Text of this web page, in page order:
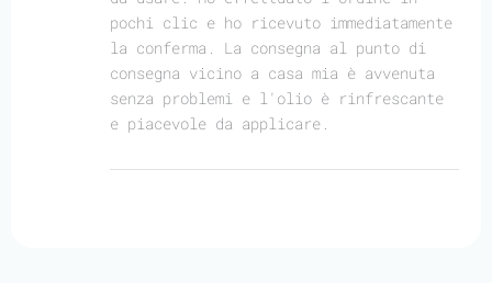
pochi clic e ho ricevuto immediatamente
la conferma. La consegna al punto di
consegna vicino a casa mia è avvenuta
senza problemi e l'olio è rinfrescante
e piacevole da applicare.